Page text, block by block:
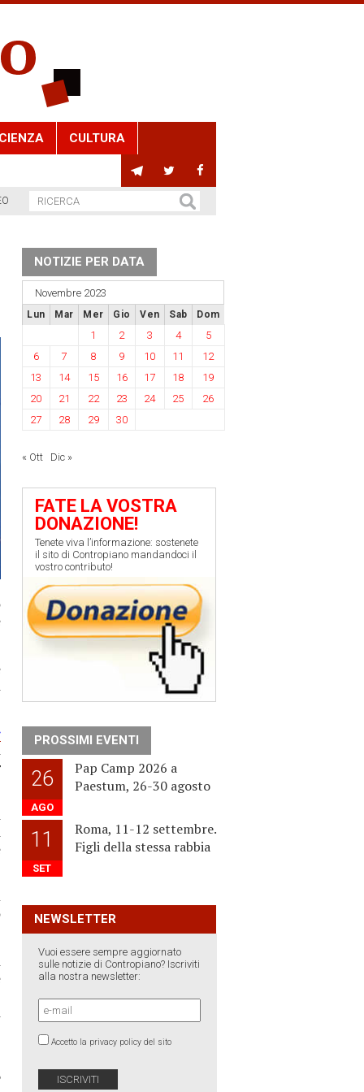
CULTURA
NOTIZIE PER DATA
Novembre 2023
Lun Mar Mer Gio Ven Sab Dom
1 2 3 4
5
6
7 8 9 10 11
12
13
14 15 16 17 18
19
20
21 22 23 24 25
26
27
28 29 30
« Ott Dic »
FATE LA VOSTRA
DONAZIONE!
Tenete viva l’informazione: sostenete
il sito di Contropiano mandandoci il
vostro contributo!
PROSSIMI EVENTI
26
AGO
Pap Camp 2026 a
Paestum, 26-30 agosto
11
SET
Roma, 11-12 settembre.
Figli della stessa rabbia
NEWSLETTER
Vuoi essere sempre aggiornato
sulle notizie di Contropiano? Iscriviti
alla nostra newsletter:
Accetto la privacy policy del sito